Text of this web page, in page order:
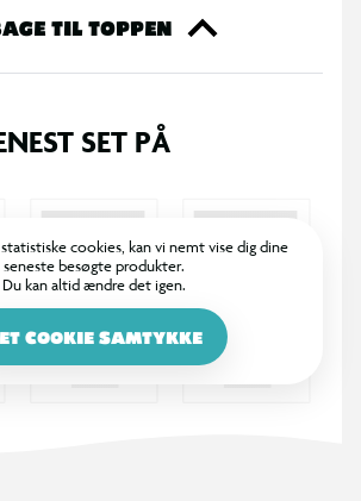
TIL TOPPEN
SET PÅ
cookies, kan vi nemt vise dig dine
seneste besøgte produkter.
Du kan altid ændre det igen.
COOKIE SAMTYKKE